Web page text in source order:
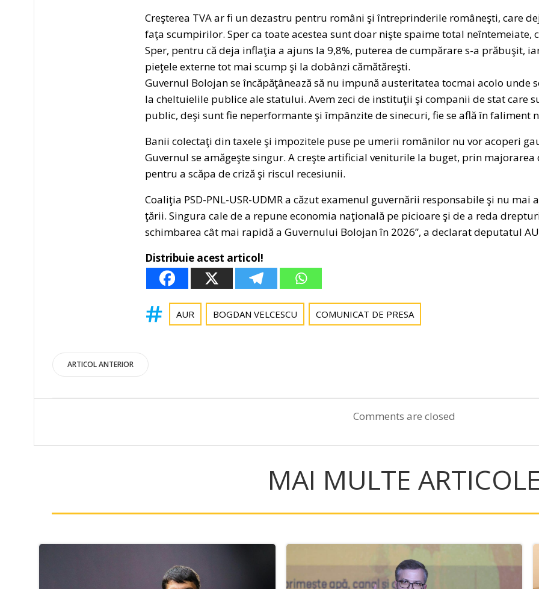
Creşterea TVA ar fi un dezastru pentru români şi întreprinderile româneşti, care
faţa scumpirilor. Sper ca toate acestea sunt doar nişte spaime total neîntemeiate,
Sper, pentru că deja inflaţia a ajuns la 9,8%, puterea de cumpărare s-a prăbuşit,
pieţele externe tot mai scump şi la dobânzi cămătăreşti.
Guvernul Bolojan se încăpăţânează să nu impună austeritatea tocmai acolo unde
la cheltuielile publice ale statului. Avem zeci de instituţii şi companii de stat care
public, deşi sunt fie neperformante şi împânzite de sinecuri, fie se află în faliment
Banii colectaţi din taxele şi impozitele puse pe umerii românilor nu vor acoperi
Guvernul se amăgeşte singur. A creşte artificial veniturile la buget, prin
pentru a scăpa de criză şi riscul recesiunii.
Coaliţia PSD-PNL-USR-UDMR a căzut examenul guvernării responsabile şi nu mai
ţării. Singura cale de a repune economia naţională pe picioare şi de a reda
schimbarea cât mai rapidă a Guvernului Bolojan în 2026”, a declarat deputatul
Distribuie acest articol!
AUR BOGDAN VELCESCU COMUNICAT DE PRESA
Post
navigation
ARTICOL ANTERIOR
navigation
Comments are closed
MAI MULTE